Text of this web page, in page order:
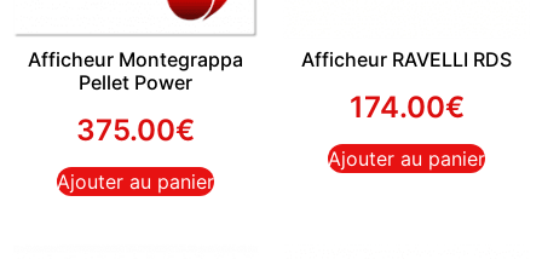
Afficheur Montegrappa
Pellet Power
375.00€
Ajouter au panier
Afficheur RAVELLI RDS
174.00€
Ajouter au panier